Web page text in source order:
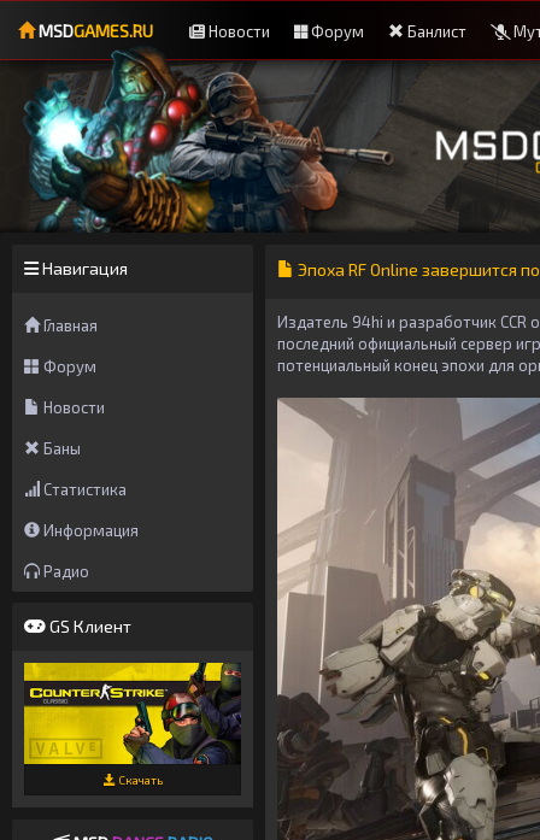
MSDGAMES.RU Новости Форум Банлист
Навигация
Главная
Форум
Новости
Баны
Статистика
Информация
Радио
GS Клиент
Скачать
Эпоха RF Online завершится
Издатель 94hi и разработчик
последний официальный сервер
потенциальный конец эпохи для